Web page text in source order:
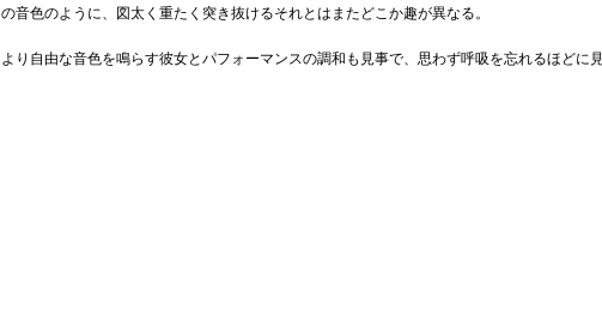
の音色のように、図太く重たく突き抜けるそれとはまたどこか趣が異なる。
より自由な音色を鳴らす彼女とパフォーマンスの調和も見事で、思わず呼吸を忘れるほどに